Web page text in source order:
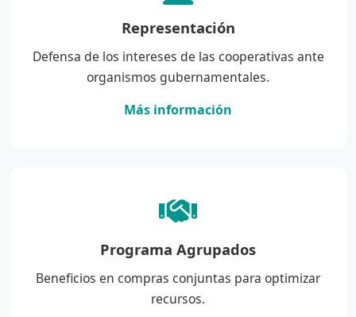
Representación
Defensa de los intereses de las cooperativas ante
organismos gubernamentales.
Más información
Programa Agrupados
Beneficios en compras conjuntas para optimizar
recursos.